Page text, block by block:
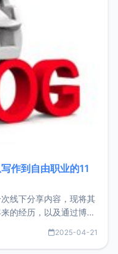
作到自由职业的11
线下分享内容，现将其
的经历，以及通过博客
产品现状。自我介绍大
2025-04-21